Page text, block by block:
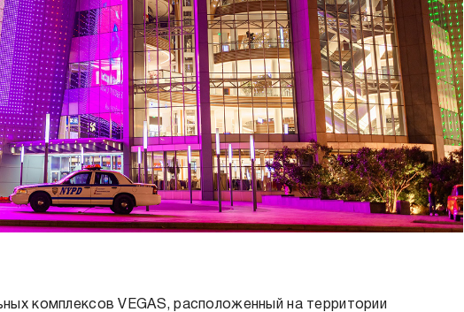
комплексов VEGAS, расположенный на территории